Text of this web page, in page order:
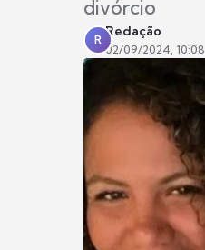
divórcio
R
Redação
02/09/2024, 10:08